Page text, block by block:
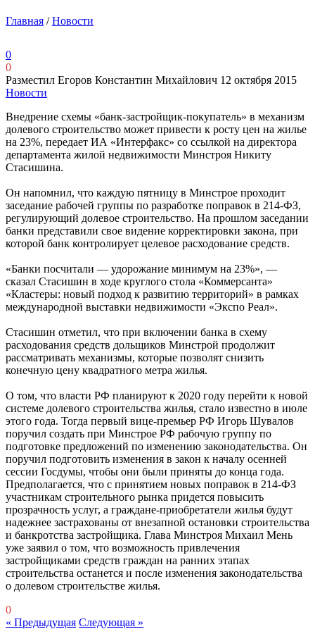
Главная /Новости
0
0
Разместил Егоров Константин Михайлович 12 октября 2015
Новости
Внедрение схемы «банк-застройщик-покупатель» в механизм
долевого строительство может привести к росту цен на жилье
на 23%, передает ИА «Интерфакс» со ссылкой на директора
департамента жилой недвижимости Минстроя Никиту
Стасишина.
Он напомнил, что каждую пятницу в Минстрое проходит
заседание рабочей группы по разработке поправок в 214-ФЗ,
регулирующий долевое строительство. На прошлом заседании
банки представили свое видение корректировки закона, при
которой банк контролирует целевое расходование средств.
«Банки посчитали — удорожание минимум на 23%», —
сказал Стасишин в ходе круглого стола «Коммерсанта»
«Кластеры: новый подход к развитию территорий» в рамках
международной выставки недвижимости «Экспо Реал».
Стасишин отметил, что при включении банка в схему
расходования средств дольщиков Минстрой продолжит
рассматривать механизмы, которые позволят снизить
конечную цену квадратного метра жилья.
О том, что власти РФ планируют к 2020 году перейти к новой
системе долевого строительства жилья, стало известно в июле
этого года. Тогда первый вице-премьер РФ Игорь Шувалов
поручил создать при Минстрое РФ рабочую группу по
подготовке предложений по изменению законодательства. Он
поручил подготовить изменения в закон к началу осенней
сессии Госдумы, чтобы они были приняты до конца года.
Предполагается, что с принятием новых поправок в 214-ФЗ
участникам строительного рынка придется повысить
прозрачность услуг, а граждане-приобретатели жилья будут
надежнее застрахованы от внезапной остановки строительства
и банкротства застройщика. Глава Минстроя Михаил Мень
уже заявил о том, что возможность привлечения
застройщиками средств граждан на ранних этапах
строительства останется и после изменения законодательства
о долевом строительстве жилья.
0
« Предыдущая Следующая »